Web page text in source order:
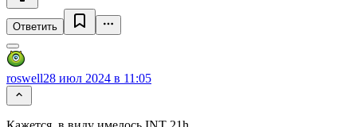
Ответить
roswell28 июл 2024 в 11:05